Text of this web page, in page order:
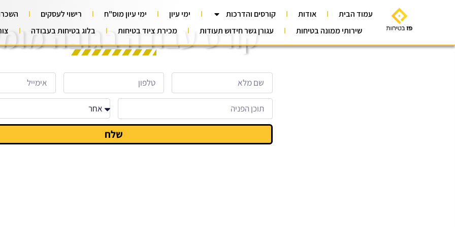
עמוד הבית אודות קורסים והדרכות ימי עיון ימי עיון מוס"ח רישוי לעסקים
שירותי ממונה בטיחות
עגורן גשר חידוש תעודות מכירת ציוד בטיחות בלוג בטיחות בעבודה
קורס עבודה בגובה
שלח